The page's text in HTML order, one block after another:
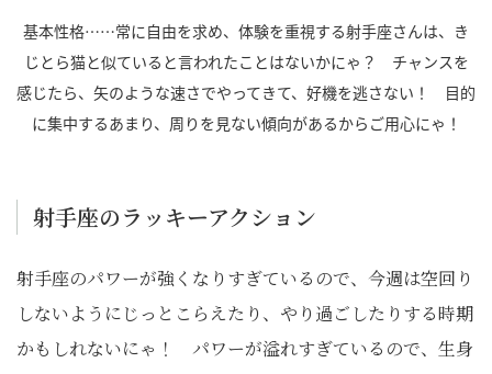
基本性格……常に自由を求め、体験を重視する射手座さんは、き
じとら猫と似ていると言われたことはないかにゃ？ チャンスを
感じたら、矢のような速さでやってきて、好機を逃さない！ 目的
に集中するあまり、周りを見ない傾向があるからご用心にゃ！
射手座のラッキーアクション
射手座のパワーが強くなりすぎているので、今週は空回り
しないようにじっとこらえたり、やり過ごしたりする時期
かもしれないにゃ！ パワーが溢れすぎているので、生身